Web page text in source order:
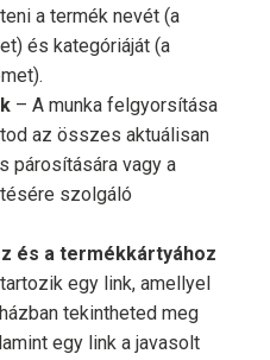
a termék nevét (a
és kategóriáját (a
– A munka felgyorsítása
az összes aktuálisan
párosítására vagy a
szolgáló
és a termékkártyához
egy link, amellyel
tekintheted meg
egy link a javasolt